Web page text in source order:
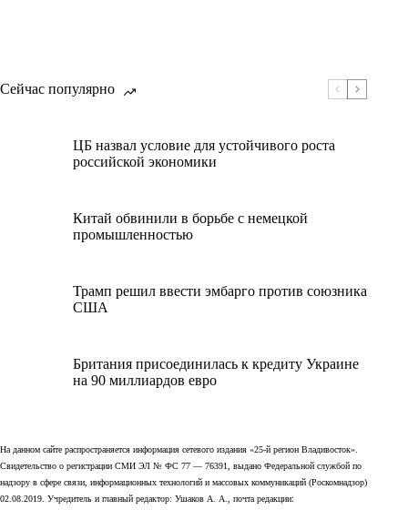
Сейчас популярно
ЦБ назвал условие для устойчивого роста
российской экономики
Китай обвинили в борьбе с немецкой
промышленностью
Трамп решил ввести эмбарго против союзника
США
Британия присоединилась к кредиту Украине
на 90 миллиардов евро
На данном сайте распространяется информация сетевого издания «25-й регион Владивосток».
Свидетельство о регистрации СМИ ЭЛ № ФС 77 — 76391, выдано Федеральной службой по
надзору в сфере связи, информационных технологий и массовых коммуникаций (Роскомнадзор)
02.08.2019. Учредитель и главный редактор: Ушаков А. А., почта редакции: